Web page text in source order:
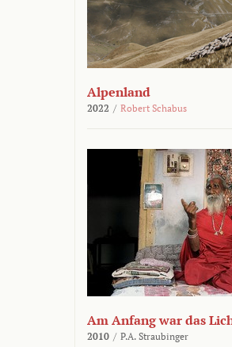
Alpenland
2022 / Robert Schabus
Am Anfang war das
2010 / P.A. Straubinger